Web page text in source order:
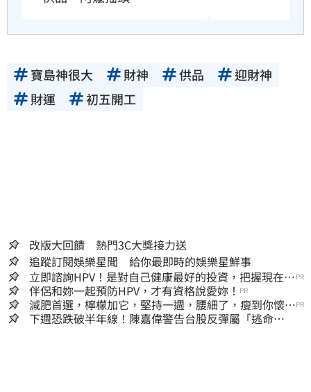
寶島神很大 財神 供品
迎財神
財運
初五開工
改版大回饋 熱門3C大獎接力送
追蹤訂閱娛樂星聞 給你最即時的娛樂星鮮事
立即諮詢HPV！是對自己健康最好的投資，把握現在不
嫌晚！
PR
伴侶和妳一起預防HPV，才有資格說愛妳！ PR
減肥首選，檸檬加它，堅持一週，腰細了，瘦到你懷疑
人生
PR
下週恐跌破半年線！陳嘉偉警告台股反彈屬「逃命